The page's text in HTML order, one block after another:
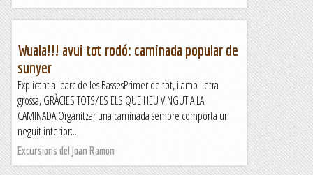
Wuala!!! avui tot rodó: caminada popular de
sunyer
Explicant al parc de les BassesPrimer de tot, i amb lletra
grossa, GRÀCIES TOTS/ES ELS QUE HEU VINGUT A LA
CAMINADA.Organitzar una caminada sempre comporta un
neguit interior:...
Excursions del Joan Ramon